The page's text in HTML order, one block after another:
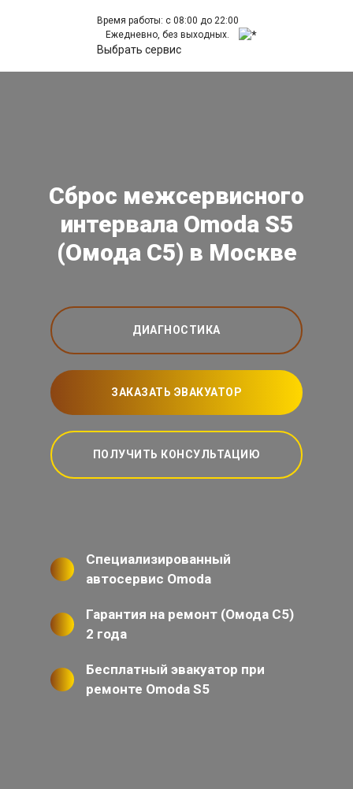
Время работы: с 08:00 до 22:00
Ежедневно, без выходных.
Выбрать сервис
Сброс межсервисного
интервала Omoda S5
(Омода С5) в Москве
ДИАГНОСТИКА
ЗАКАЗАТЬ ЭВАКУАТОР
ПОЛУЧИТЬ КОНСУЛЬТАЦИЮ
Специализированный
автосервис Omoda
Гарантия на ремонт (Омода С5)
2 года
Бесплатный эвакуатор при
ремонте Omoda S5